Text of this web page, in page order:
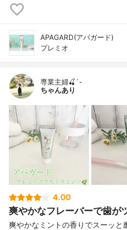
APAGARD(アパガード)
プレミオ
専業主婦🍒´-
ちゃんあり
4.00
爽やかなフレーバーで歯が
爽やかなミントの香りでスーッと